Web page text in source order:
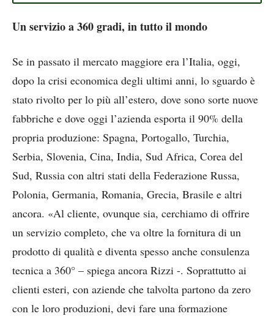
Un servizio a 360 gradi, in tutto il mondo
Se in passato il mercato maggiore era l’Italia, oggi,
dopo la crisi economica degli ultimi anni, lo sguardo è
stato rivolto per lo più all’estero, dove sono sorte nuove
fabbriche e dove oggi l’azienda esporta il 90% della
propria produzione: Spagna, Portogallo, Turchia,
Serbia, Slovenia, Cina, India, Sud Africa, Corea del
Sud, Russia con altri stati della Federazione Russa,
Polonia, Germania, Romania, Grecia, Brasile e altri
ancora. «Al cliente, ovunque sia, cerchiamo di offrire
un servizio completo, che va oltre la fornitura di un
prodotto di qualità e diventa spesso anche consulenza
tecnica a 360° – spiega ancora Rizzi -. Soprattutto ai
clienti esteri, con aziende che talvolta partono da zero
con le loro produzioni, devi fare una formazione